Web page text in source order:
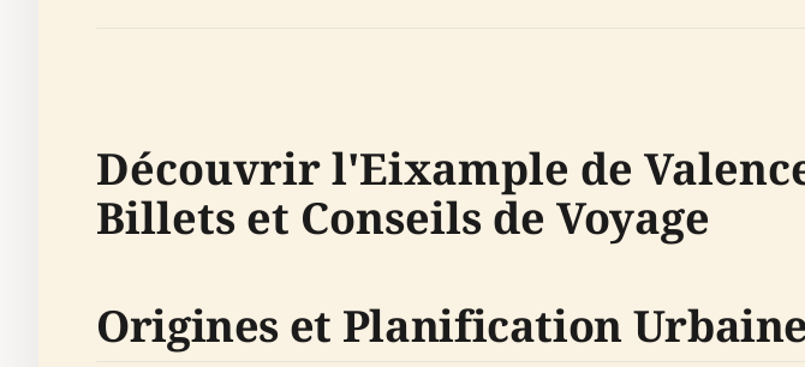
Découvrir l'Eixample de
Billets et Conseils de Voyage
Origines et Planification Urbaine